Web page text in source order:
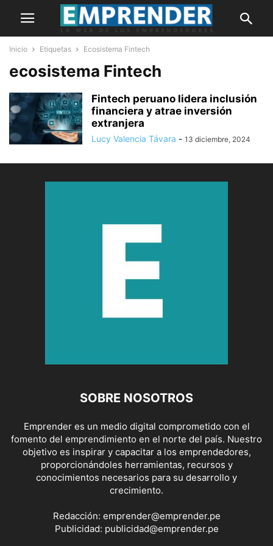
Inicio Etiquetas Ecosistema Fintech
ecosistema Fintech
Fintech peruano lidera inclusión
financiera y atrae inversión
extranjera
Lucy Valencia Távara - 13 diciembre, 2024
SOBRE NOSOTROS
Emprender es un medio digital comprometido con el
fomento del emprendimiento en el norte del país. Nuestro
objetivo es inspirar y capacitar a los emprendedores,
proporcionándoles herramientas, recursos y
conocimientos necesarios para su desarrollo y
crecimiento.
Redacción: emprender@emprender.pe
Publicidad: publicidad@emprender.pe